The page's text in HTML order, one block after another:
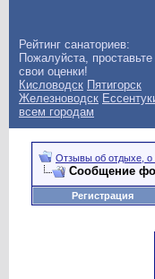
Рейтинг санаториев:
Пожалуйста, проставьте
свои оценки!
Кисловодск Пятигорск
Железноводск
всем городам
Отзывы об отдыхе, о
Сообщение
Регистрация